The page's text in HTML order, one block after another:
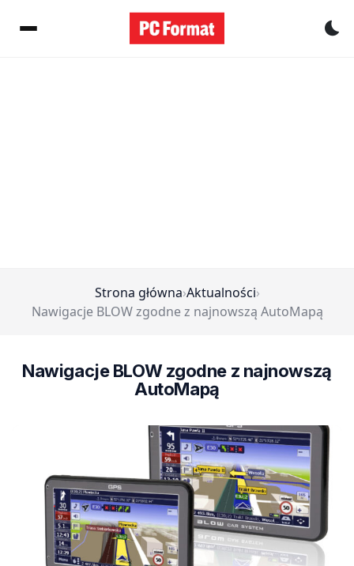
Strona główna›Aktualności›
Nawigacje BLOW zgodne z najnowszą AutoMapą
Nawigacje BLOW zgodne z najnowszą
AutoMapą